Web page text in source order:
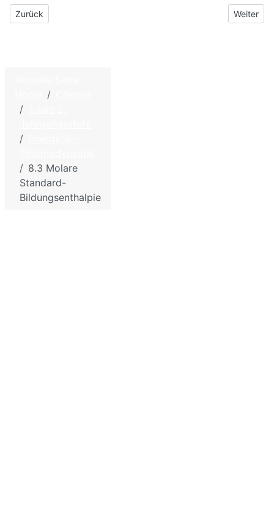
Vorheriger Beitrag: 8.2 Endotherme Reaktionen bzw. Vorgänge
Zurück Nächster
Weiter
8.3 Molare
Standard-
Bildungsenthalpie